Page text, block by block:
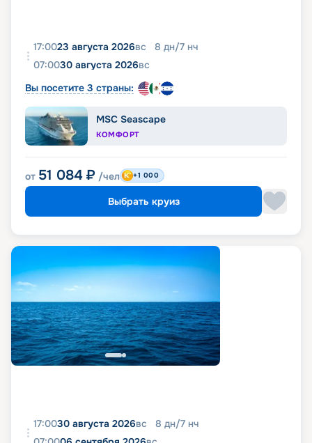
17:0023 августа 2026вс 8 дн/7 нч
07:0030 августа 2026вс
Вы посетите 3 страны:
MSC Seascape
КОМФОРТ
от 51 084 ₽ /чел +1 000
Выбрать круиз
17:0030 августа 2026вс 8 дн/7 нч